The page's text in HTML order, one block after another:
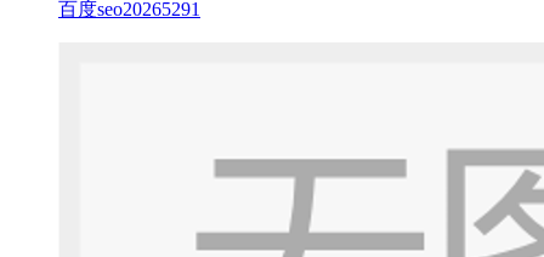
百度seo20265291